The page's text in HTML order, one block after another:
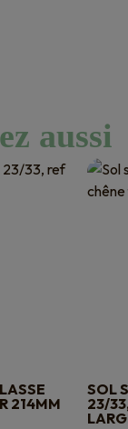
aussi
214MM
SOL
23/